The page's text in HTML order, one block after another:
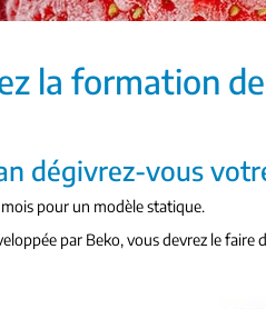
la formation
dégivrez-vous
pour un modèle statique.
par Beko, vous devrez le faire